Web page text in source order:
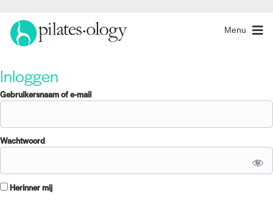
Menu
Inloggen
Gebruikersnaam of e-mail
Wachtwoord
Herinner mij